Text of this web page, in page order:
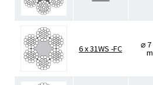
6 x 31WS -FC ⌀ 7